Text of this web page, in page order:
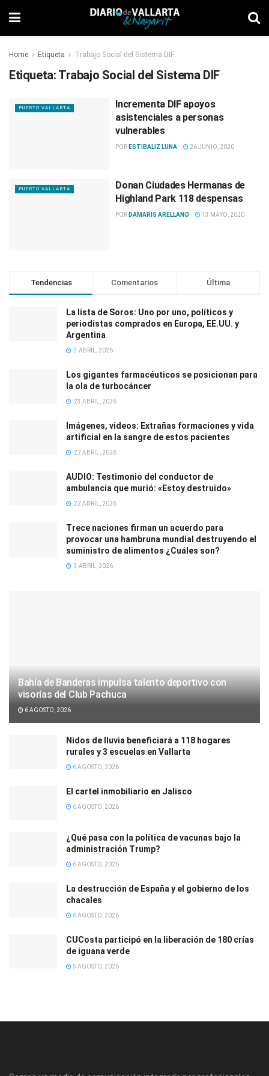
Home Etiqueta Trabajo Social del Sistema DIF
Etiqueta: Trabajo Social del Sistema DIF
PUERTO VALLARTA
Incrementa DIF apoyos
asistenciales a personas
vulnerables
POR ESTIBALIZ LUNA 26 JUNIO, 2020
PUERTO VALLARTA
Donan Ciudades Hermanas de
Highland Park 118 despensas
POR DAMARIS ARELLANO 13 MAYO, 2020
Tendencias Comentarios Última
La lista de Soros: Uno por uno, políticos y
periodistas comprados en Europa, EE.UU. y
Argentina
3 ABRIL, 2026
Los gigantes farmacéuticos se posicionan para
la ola de turbocáncer
23 ABRIL, 2026
Imágenes, videos: Extrañas formaciones y vida
artificial en la sangre de estos pacientes
22 ABRIL, 2026
AUDIO: Testimonio del conductor de
ambulancia que murió: «Estoy destruido»
22 ABRIL, 2026
Trece naciones firman un acuerdo para
provocar una hambruna mundial destruyendo el
suministro de alimentos ¿Cuáles son?
3 ABRIL, 2026
Bahía de Banderas impulsa talento deportivo con
visorías del Club Pachuca
6 AGOSTO, 2026
Nidos de lluvia beneficiará a 118 hogares
rurales y 3 escuelas en Vallarta
6 AGOSTO, 2026
El cartel inmobiliario en Jalisco
6 AGOSTO, 2026
¿Qué pasa con la política de vacunas bajo la
administración Trump?
6 AGOSTO, 2026
La destrucción de España y el gobierno de los
chacales
6 AGOSTO, 2026
CUCosta participó en la liberación de 180 crías
de iguana verde
5 AGOSTO, 2026